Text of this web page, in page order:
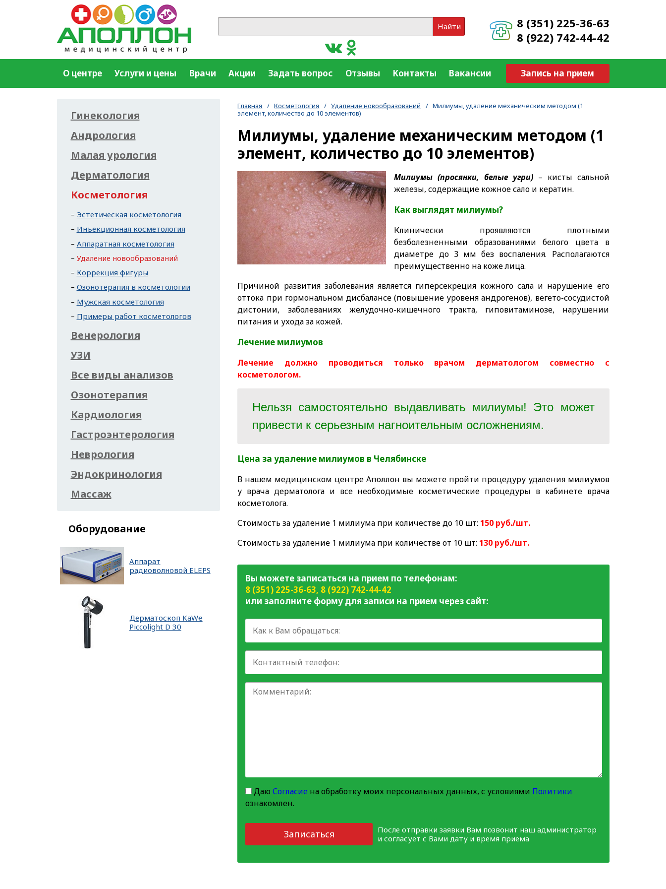
8 (351) 225-36-63
8 (922) 742-44-42
Найти
Запись на прием
О центре Услуги и цены Врачи Акции Задать вопрос Отзывы Контакты Вакансии
Главная / Косметология / Удаление новообразований / Милиумы, удаление механическим методом (1
элемент, количество до 10 элементов)
Милиумы, удаление механическим методом (1
элемент, количество до 10 элементов)
Милиумы (просянки, белые угри)– кисты сальной
железы, содержащие кожное сало и кератин.
Как выглядят милиумы?
Клинически проявляются плотными
безболезненными образованиями белого цвета в
диаметре до 3 мм без воспаления. Располагаются
преимущественно на коже лица.
Причиной развития заболевания является гиперсекреция кожного сала и нарушение его
оттока при гормональном дисбалансе (повышение уровеня андрогенов), вегето-сосудистой
дистонии, заболеваниях желудочно-кишечного тракта, гиповитаминозе, нарушении
питания и ухода за кожей.
Лечение милиумов
Лечение должно проводиться только врачом дерматологом совместно с
косметологом.
Нельзя самостоятельно выдавливать милиумы! Это может
привести к серьезным нагноительным осложнениям.
Цена за удаление милиумов в Челябинске
В нашем медицинском центре Аполлон вы можете пройти процедуру удаления милиумов
у врача дерматолога и все необходимые косметические процедуры в кабинете врача
косметолога.
Стоимость за удаление 1 милиума при количестве до 10 шт: 150 руб./шт.
Стоимость за удаление 1 милиума при количестве от 10 шт: 130 руб./шт.
Вы можете записаться на прием по телефонам:
8 (351) 225-36-63, 8 (922) 742-44-42
или заполните форму для записи на прием через сайт:
ДаюСогласие на обработку моих персональных данных, с условиями Политики
ознакомлен.
Записаться
После отправки заявки Вам позвонит наш администратор
и согласует с Вами дату и время приема
Гинекология
Андрология
Малая урология
Дерматология
Косметология
Эстетическая косметология
Инъекционная косметология
Аппаратная косметология
Удаление новообразований
Коррекция фигуры
Озонотерапия в косметологии
Мужская косметология
Примеры работ косметологов
Венерология
УЗИ
Все виды анализов
Озонотерапия
Кардиология
Гастроэнтерология
Неврология
Эндокринология
Массаж
Оборудование
Аппарат
радиоволновой ELEPS
Дерматоскоп KaWe
Piccolight D 30